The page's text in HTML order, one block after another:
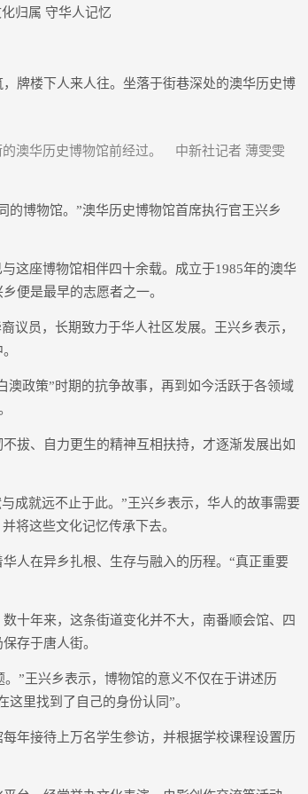
归属 守华人记忆
楼下人来人往。坐落于街巷深处的澳华历史博
澳华历史博物馆前经过。 中新社记者 薄雯雯
博物馆。”澳华历史博物馆首席执行官王兴乡
座博物馆相伴四十余载。成立于1985年的澳华
便是最早的志愿者之一。
员，长期致力于华人社区发展。王兴乡表示，
政策”时期的抗争故事，再到如今活跃于各领域
、自力更生的精神互相扶持，才逐渐发展出如
就远不止于此。”王兴乡表示，华人的故事需要
将这些文化记忆传承下去。
在异乡扎根、生存与融入的历程。“真正重要
年来，这条街道变化并不大，南番顺会馆、四
存于唐人街。
”王兴乡表示，博物馆的意义不仅在于讲述历
里找到了自己的身份认同”。
接待上万名学生参访，并根据学校课程设置历